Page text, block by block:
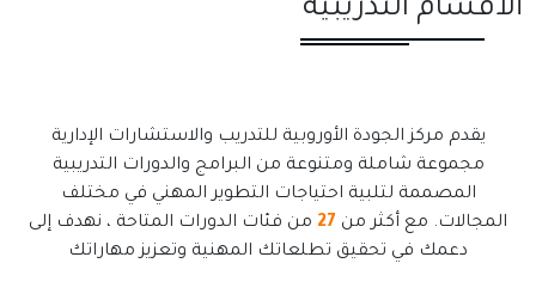
ألاقسام التدريبية
يقدم مركز الجودة الأوروبية للتدريب والاستشارات الإدارية
مجموعة شاملة ومتنوعة من البرامج والدورات التدريبية
المصممة لتلبية احتياجات التطوير المهني في مختلف
المجالات. مع أكثر من 27 من فئات الدورات المتاحة ، نهدف إلى
دعمك في تحقيق تطلعاتك المهنية وتعزيز مهاراتك